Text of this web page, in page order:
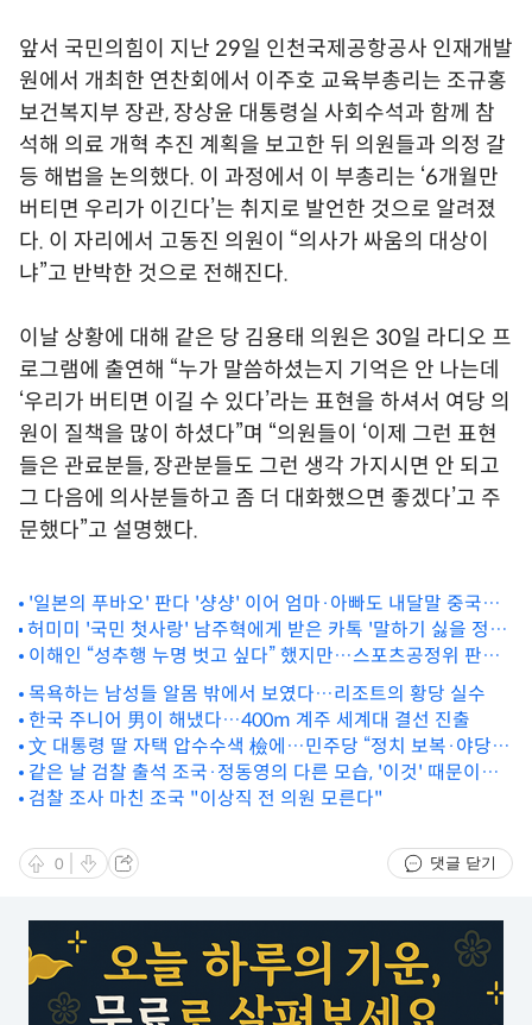
앞서 국민의힘이 지난 29일 인천국제공항공사 인재개발
원에서 개최한 연찬회에서 이주호 교육부총리는 조규홍
보건복지부 장관, 장상윤 대통령실 사회수석과 함께 참
석해 의료 개혁 추진 계획을 보고한 뒤 의원들과 의정 갈
등 해법을 논의했다. 이 과정에서 이 부총리는 ‘6개월만
버티면 우리가 이긴다’는 취지로 발언한 것으로 알려졌
다. 이 자리에서 고동진 의원이 “의사가 싸움의 대상이
냐”고 반박한 것으로 전해진다.
이날 상황에 대해 같은 당 김용태 의원은 30일 라디오 프
로그램에 출연해 “누가 말씀하셨는지 기억은 안 나는데
‘우리가 버티면 이길 수 있다’라는 표현을 하셔서 여당 의
원이 질책을 많이 하셨다”며 “의원들이 ‘이제 그런 표현
들은 관료분들, 장관분들도 그런 생각 가지시면 안 되고
그 다음에 의사분들하고 좀 더 대화했으면 좋겠다’고 주
문했다”고 설명했다.
'일본의 푸바오' 판다 '샹샹' 이어 엄마·아빠도 내달말 중국에
반환
허미미 '국민 첫사랑' 남주혁에게 받은 카톡 '말하기 싫을 정도
였다' 무슨 내용이기에?
이해인 “성추행 누명 벗고 싶다” 했지만…스포츠공정위 판단
은 달랐다
목욕하는 남성들 알몸 밖에서 보였다…리조트의 황당 실수
한국 주니어 男이 해냈다…400m 계주 세계대 결선 진출
文 대통령 딸 자택 압수수색 檢에…민주당 “정치 보복·야당
탄압”
같은 날 검찰 출석 조국·정동영의 다른 모습, '이것' 때문이었
나
검찰 조사 마친 조국 "이상직 전 의원 모른다"
0 댓글 닫기